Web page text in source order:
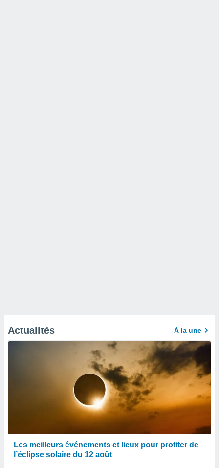
Actualités À la une
Les meilleurs événements et lieux pour profiter de
l’éclipse solaire du 12 août